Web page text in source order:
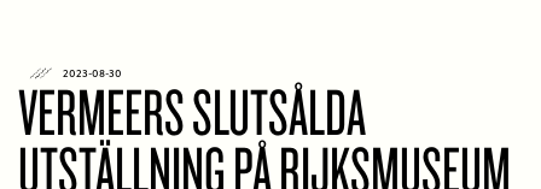
2023-08-30
VERMEERS SLUTSÅLDA
UTSTÄLLNING PÅ RIJKSMUSEUM